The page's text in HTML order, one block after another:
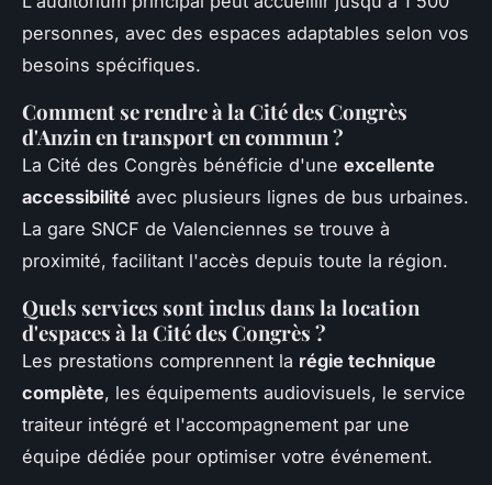
personnes, avec des espaces adaptables selon vos
besoins spécifiques.
Comment se rendre à la Cité des Congrès
d'Anzin en transport en commun ?
La Cité des Congrès bénéficie d'une excellente
accessibilité avec plusieurs lignes de bus urbaines.
La gare SNCF de Valenciennes se trouve à
proximité, facilitant l'accès depuis toute la région.
Quels services sont inclus dans la location
d'espaces à la Cité des Congrès ?
Les prestations comprennent la régie technique
complète, les équipements audiovisuels, le service
traiteur intégré et l'accompagnement par une
équipe dédiée pour optimiser votre événement.